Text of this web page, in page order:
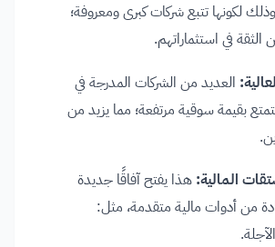
وذلك لكونها تتبع شركات كبرى ومعروفة؛
الثقة في استثماراتهم.
العديد من الشركات المدرجة في
بقيمة سوقية مرتفعة؛ مما يزيد من
المالية: هذا يفتح آفاقًا جديدة
من أدوات مالية متقدمة، مثل: